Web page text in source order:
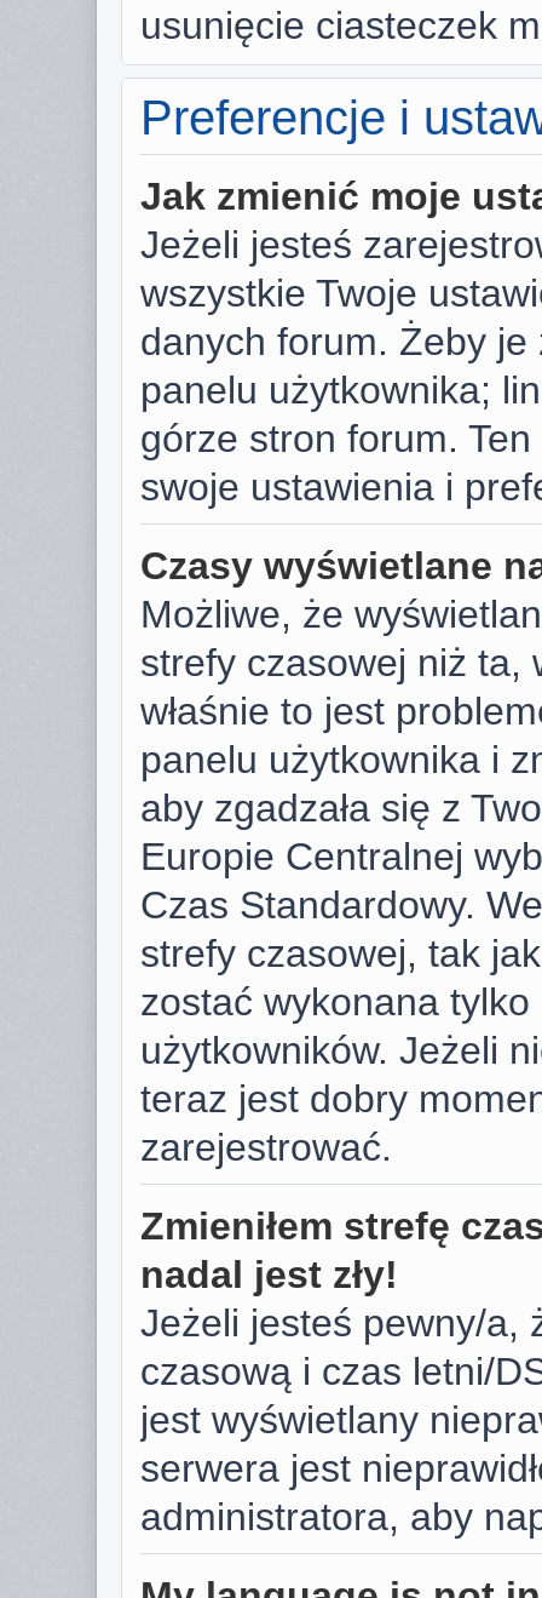
usunięcie ciasteczek
Preferencje i
Jak zmienić moje
Jeżeli jesteś
wszystkie Twoje
danych forum. Żeby
panelu użytkownika;
górze stron forum.
swoje ustawienia i
Czasy wyświetlane
Możliwe, że
strefy czasowej niż ta,
właśnie to jest
panelu użytkownika i
aby zgadzała się z
Europie Centralnej
Czas Standardowy.
strefy czasowej, tak
zostać wykonana
użytkowników. Jeżeli
teraz jest dobry
zarejestrować.
Zmieniłem strefę
nadal jest zły!
Jeżeli jesteś pewny/a,
czasową i czas letni/
jest wyświetlany
serwera jest
administratora, aby